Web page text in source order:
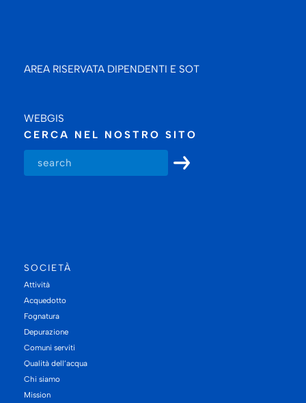
AREA RISERVATA DIPENDENTI E SOT
WEBGIS
CERCA NEL NOSTRO SITO
SOCIETÀ
Attività
Acquedotto
Fognatura
Depurazione
Comuni serviti
Qualità dell’acqua
Chi siamo
Mission